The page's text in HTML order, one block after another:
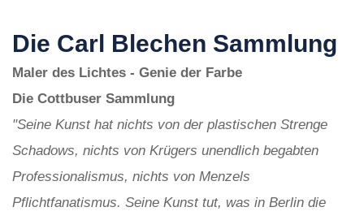
Die Carl Blechen Sammlung
Maler des Lichtes - Genie der Farbe
Die Cottbuser Sammlung
"Seine Kunst hat nichts von der plastischen Strenge
Schadows, nichts von Krügers unendlich begabten
Professionalismus, nichts von Menzels
Pflichtfanatismus. Seine Kunst tut, was in Berlin die